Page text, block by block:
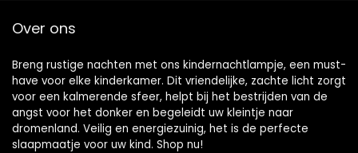
Over ons
Breng rustige nachten met ons kindernachtlampje, een must-
have voor elke kinderkamer. Dit vriendelijke, zachte licht zorgt
voor een kalmerende sfeer, helpt bij het bestrijden van de
angst voor het donker en begeleidt uw kleintje naar
dromenland. Veilig en energiezuinig, het is de perfecte
slaapmaatje voor uw kind. Shop nu!